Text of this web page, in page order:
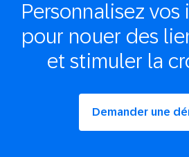
Personnalisez
pour nouer des
et stimuler la
Demander une